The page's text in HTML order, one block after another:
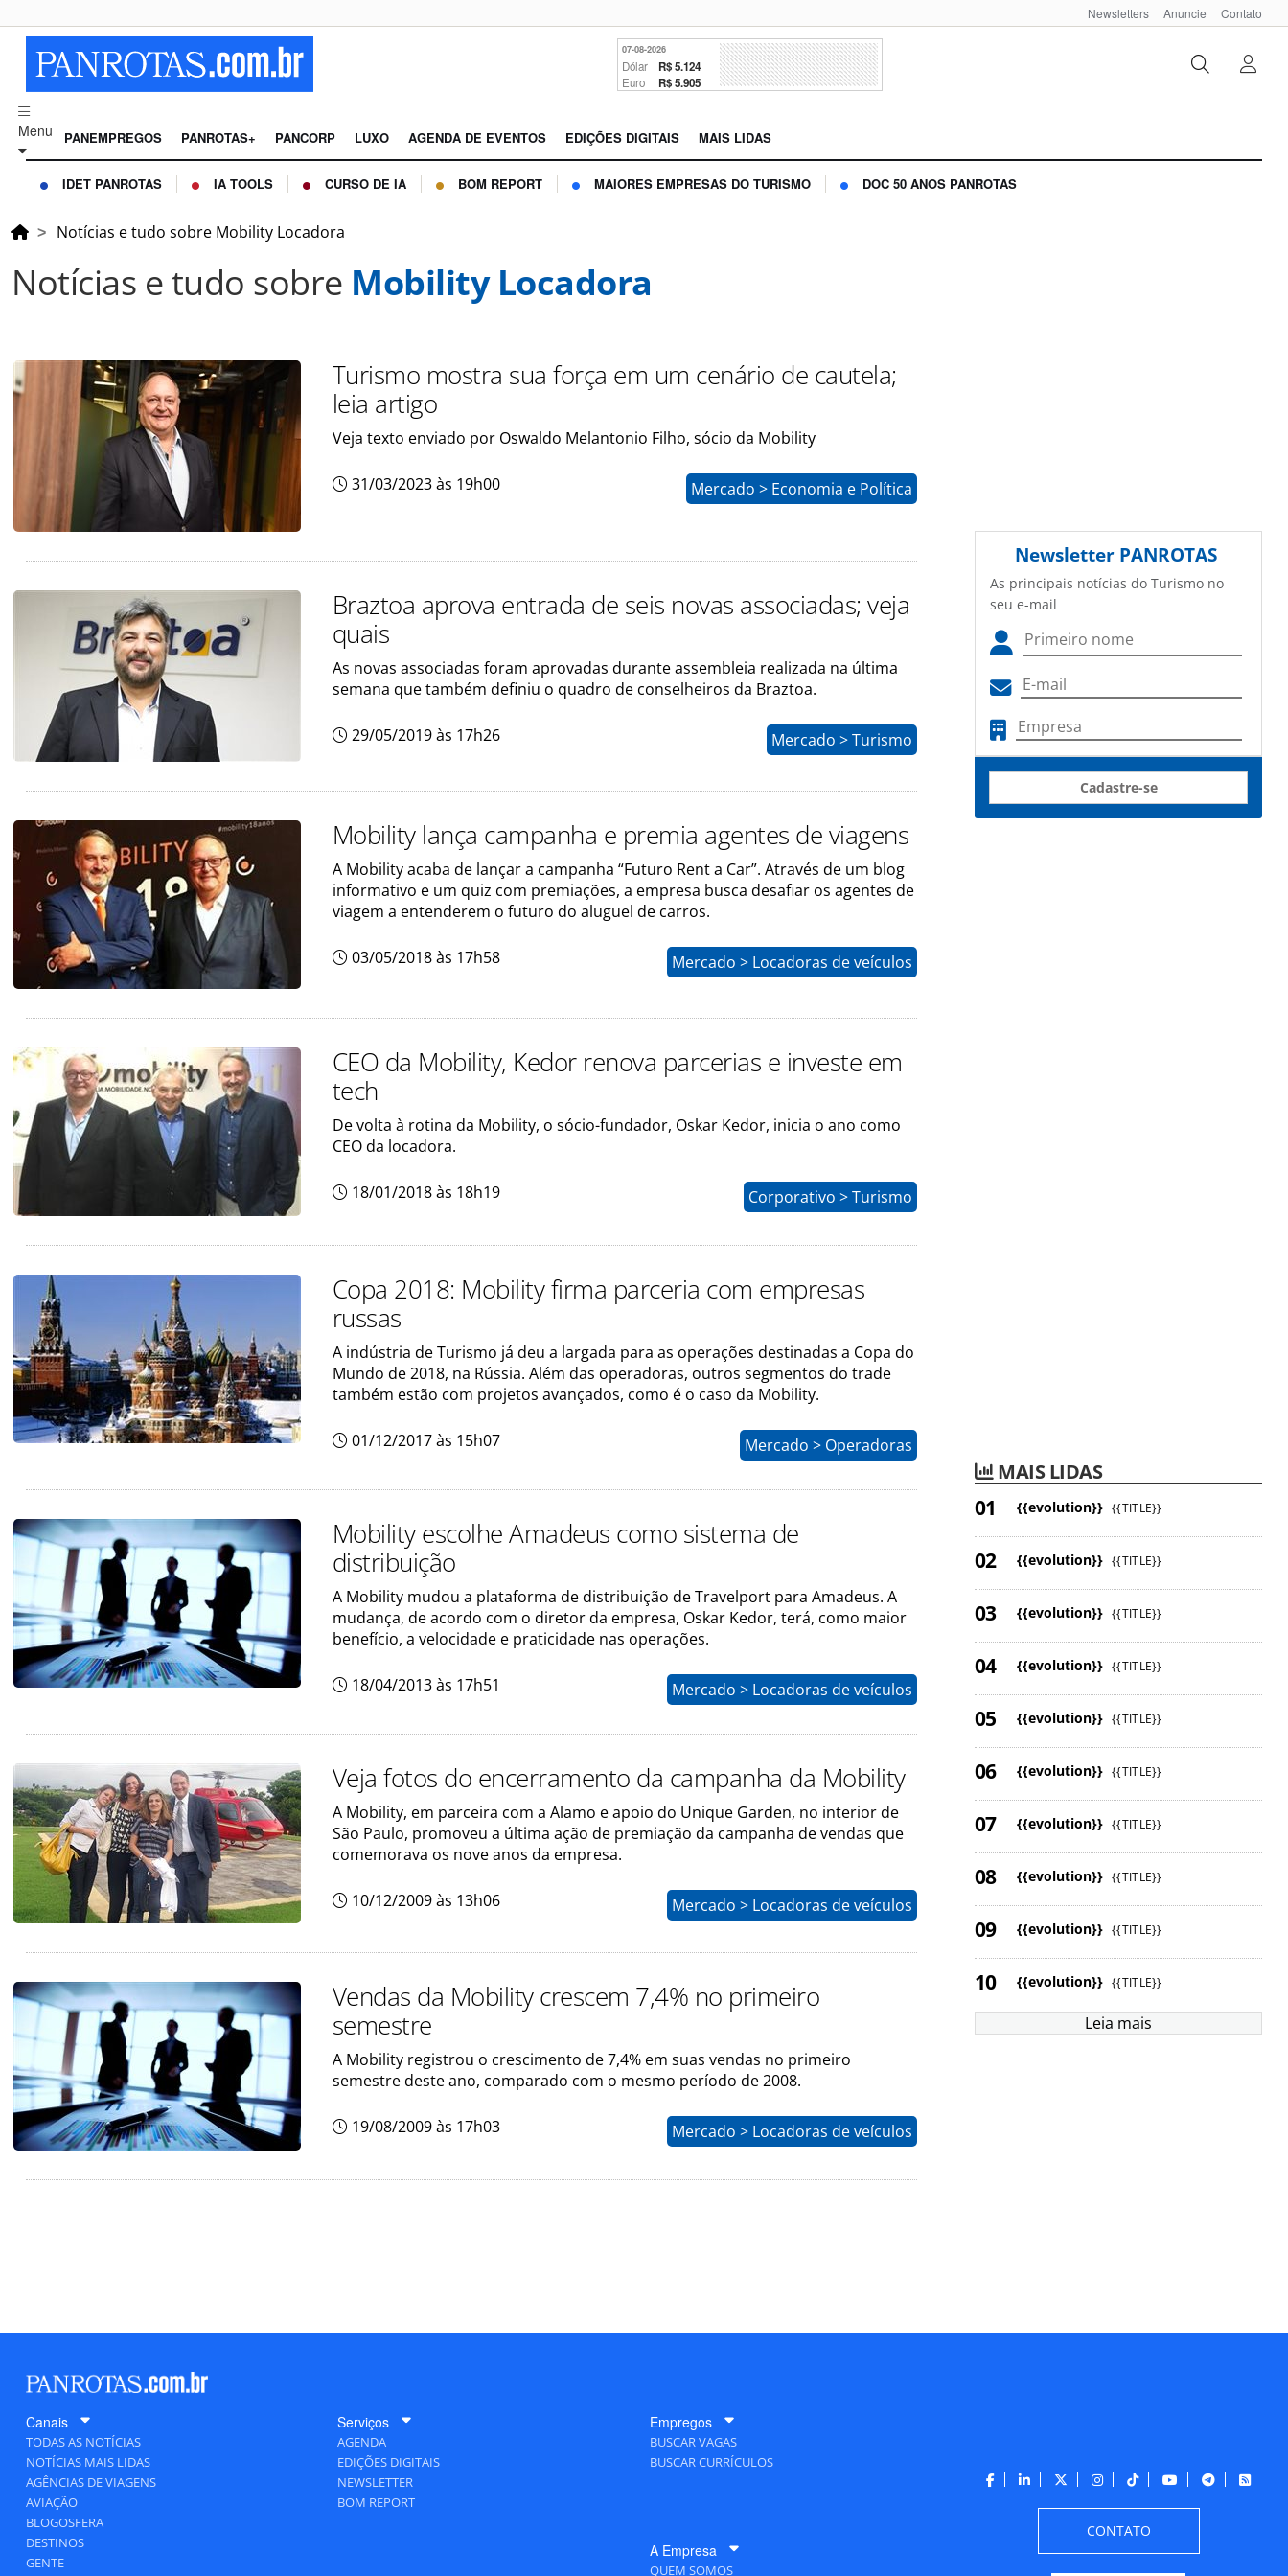
Newsletters Anuncie Contato
07-08-2026
Dólar R$ 5.124
Euro R$ 5.905
Menu PANEMPREGOS PANROTAS+ PANCORP LUXO AGENDA DE EVENTOS EDIÇÕES DIGITAIS MAIS LIDAS
IDET PANROTAS IA TOOLS CURSO DE IA BOM REPORT MAIORES EMPRESAS DO TURISMO DOC 50 ANOS PANROTAS
Notícias e tudo sobre Mobility Locadora
Notícias e tudo sobre Mobility Locadora
Turismo mostra sua força em um cenário de cautela;
leia artigo
Veja texto enviado por Oswaldo Melantonio Filho, sócio da Mobility
31/03/2023 às 19h00 Mercado > Economia e Política
Braztoa aprova entrada de seis novas associadas; veja
quais
As novas associadas foram aprovadas durante assembleia realizada na última
semana que também definiu o quadro de conselheiros da Braztoa.
29/05/2019 às 17h26 Mercado > Turismo
Mobility lança campanha e premia agentes de viagens
A Mobility acaba de lançar a campanha “Futuro Rent a Car”. Através de um blog
informativo e um quiz com premiações, a empresa busca desafiar os agentes de
viagem a entenderem o futuro do aluguel de carros.
03/05/2018 às 17h58 Mercado > Locadoras de veículos
CEO da Mobility, Kedor renova parcerias e investe em
tech
De volta à rotina da Mobility, o sócio-fundador, Oskar Kedor, inicia o ano como
CEO da locadora.
18/01/2018 às 18h19 Corporativo > Turismo
Copa 2018: Mobility firma parceria com empresas
russas
A indústria de Turismo já deu a largada para as operações destinadas a Copa do
Mundo de 2018, na Rússia. Além das operadoras, outros segmentos do trade
também estão com projetos avançados, como é o caso da Mobility.
01/12/2017 às 15h07 Mercado > Operadoras
Mobility escolhe Amadeus como sistema de
distribuição
A Mobility mudou a plataforma de distribuição de Travelport para Amadeus. A
mudança, de acordo com o diretor da empresa, Oskar Kedor, terá, como maior
benefício, a velocidade e praticidade nas operações.
18/04/2013 às 17h51 Mercado > Locadoras de veículos
Veja fotos do encerramento da campanha da Mobility
A Mobility, em parceira com a Alamo e apoio do Unique Garden, no interior de
São Paulo, promoveu a última ação de premiação da campanha de vendas que
comemorava os nove anos da empresa.
10/12/2009 às 13h06 Mercado > Locadoras de veículos
Vendas da Mobility crescem 7,4% no primeiro
semestre
A Mobility registrou o crescimento de 7,4% em suas vendas no primeiro
semestre deste ano, comparado com o mesmo período de 2008.
19/08/2009 às 17h03 Mercado > Locadoras de veículos
Newsletter PANROTAS
As principais notícias do Turismo no
seu e-mail
Cadastre-se
MAIS LIDAS
{{evolution}} {{TITLE}}
{{evolution}} {{TITLE}}
{{evolution}} {{TITLE}}
{{evolution}} {{TITLE}}
{{evolution}} {{TITLE}}
{{evolution}} {{TITLE}}
{{evolution}} {{TITLE}}
{{evolution}} {{TITLE}}
{{evolution}} {{TITLE}}
{{evolution}} {{TITLE}}
Leia mais
Canais
TODAS AS NOTÍCIAS
NOTÍCIAS MAIS LIDAS
AGÊNCIAS DE VIAGENS
AVIAÇÃO
BLOGOSFERA
DESTINOS
GENTE
Serviços
AGENDA
EDIÇÕES DIGITAIS
NEWSLETTER
BOM REPORT
Empregos
BUSCAR VAGAS
BUSCAR CURRÍCULOS
A Empresa
QUEM SOMOS
CONTATO